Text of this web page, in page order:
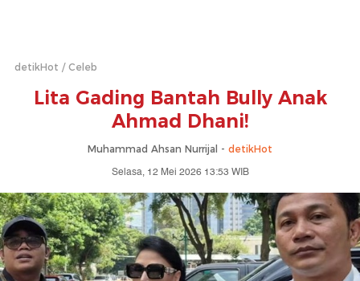
detikHot Celeb
Lita Gading Bantah Bully Anak
Ahmad Dhani!
Muhammad Ahsan Nurrijal - detikHot
Selasa, 12 Mei 2026 13:53 WIB